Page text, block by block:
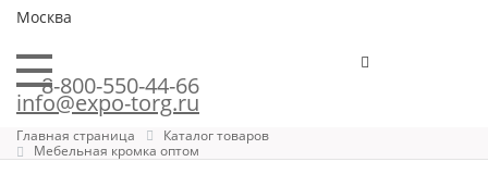
Москва
8-800-550-44-66
info@expo-torg.ru
Главная страница
Каталог товаров
Мебельная кромка оптом